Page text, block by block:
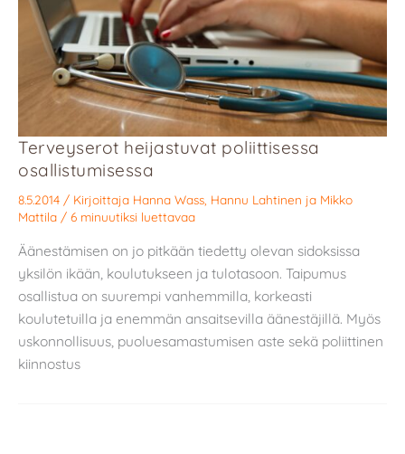
Terveyserot heijastuvat poliittisessa
osallistumisessa
8.5.2014 / Kirjoittaja Hanna Wass Hannu Lahtinen ja Mikko
Mattila / 6 minuutiksi luettavaa
Äänestämisen on jo pitkään tiedetty olevan sidoksissa
yksilön ikään, koulutukseen ja tulotasoon. Taipumus
osallistua on suurempi vanhemmilla, korkeasti
koulutetuilla ja enemmän ansaitsevilla äänestäjillä. Myös
uskonnollisuus, puoluesamastumisen aste sekä poliittinen
kiinnostus